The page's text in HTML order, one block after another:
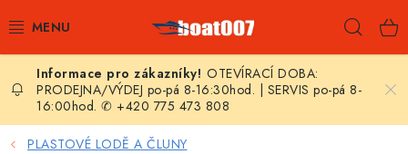
na
E-SHOP
AKČNÍ SLEVY
OTEVÍRACÍ DOBA:
PRODEJNA/VÝDEJ po-pá 8-16:30hod. | SERVIS po-pá 8-
16:00hod. ✆ +420 775 473 808
PLASTOVÉ LODĚ A ČLUNY